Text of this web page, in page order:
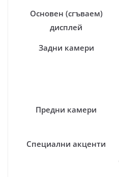
Основен (сгъваем)
дисплей
Задни камери
Предни камери
Специални акценти